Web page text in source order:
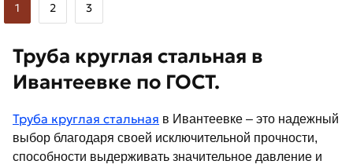
1 2 3
Труба круглая стальная в
Ивантеевке по ГОСТ.
Труба круглая стальная в Ивантеевке – это надежный
выбор благодаря своей исключительной прочности,
способности выдерживать значительное давление и